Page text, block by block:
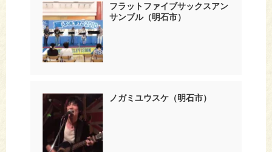
フラットファイブサックスアン
サンブル（明石市）
ノガミユウスケ（明石市）